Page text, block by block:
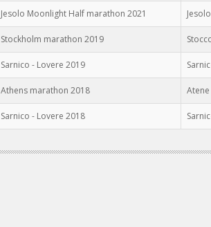
Jesolo Moonlight Half marathon 2021 Jesolo
Stockholm marathon 2019
Sarnico - Lovere 2019
Athens marathon 2018 Atene
Sarnico - Lovere 2018